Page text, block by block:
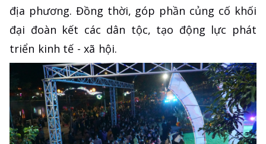
địa phương. Đồng thời, góp phần củng cố khối
đại đoàn kết các dân tộc, tạo động lực phát
triển kinh tế - xã hội.